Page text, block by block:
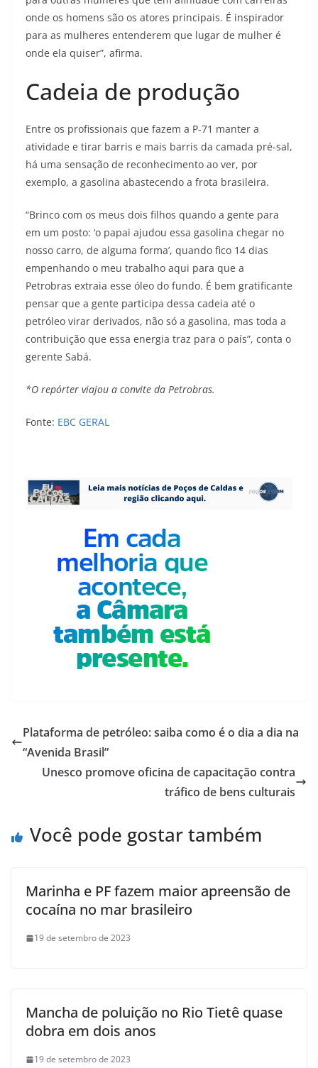
onde os homens são os atores principais. É inspirador
para as mulheres entenderem que lugar de mulher é
onde ela quiser”, afirma.
Cadeia de produção
Entre os profissionais que fazem a P-71 manter a
atividade e tirar barris e mais barris da camada pré-sal,
há uma sensação de reconhecimento ao ver, por
exemplo, a gasolina abastecendo a frota brasileira.
“Brinco com os meus dois filhos quando a gente para
em um posto: ‘o papai ajudou essa gasolina chegar no
nosso carro, de alguma forma’, quando fico 14 dias
empenhando o meu trabalho aqui para que a
Petrobras extraia esse óleo do fundo. É bem gratificante
pensar que a gente participa dessa cadeia até o
petróleo virar derivados, não só a gasolina, mas toda a
contribuição que essa energia traz para o país”, conta o
gerente Sabá.
*O repórter viajou a convite da Petrobras.
Fonte: EBC GERAL
Plataforma de petróleo: saiba como é o dia a dia na
“Avenida Brasil”
Unesco promove oficina de capacitação contra
tráfico de bens culturais
Você pode gostar também
Marinha e PF fazem maior apreensão de
cocaína no mar brasileiro
19 de setembro de 2023
Mancha de poluição no Rio Tietê quase
dobra em dois anos
19 de setembro de 2023